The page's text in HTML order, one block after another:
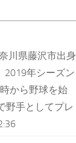
川県藤沢市出身
2019年シーズン
から野球を始
野手としてプレ